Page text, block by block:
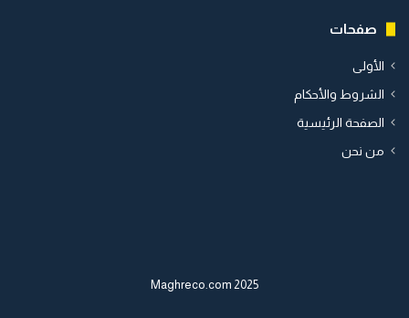
صفحات
الأولى
الشروط والأحكام
الصفحة الرئيسية
من نحن
2025 Maghreco.com